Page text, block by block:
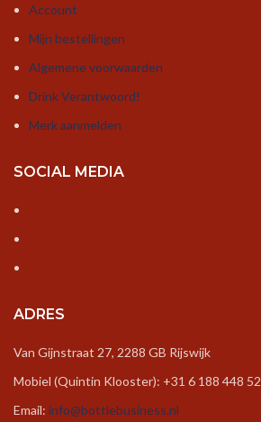
Account
Mijn bestellingen
Algemene voorwaarden
Drink Verantwoord!
Merk aanmelden
SOCIAL MEDIA
ADRES
Van Gijnstraat 27, 2288 GB Rijswijk
Mobiel (Quintin Klooster): +31 6 188 448 52
Email: info@bottlebusiness.nl